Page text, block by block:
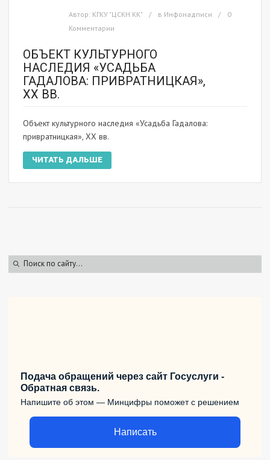
Автор: КГКУ "ЦСКН КК" в Инфонадписи
0
Комментарии
ОБЪЕКТ КУЛЬТУРНОГО
НАСЛЕДИЯ «УСАДЬБА
ГАДАЛОВА: ПРИВРАТНИЦКАЯ»,
XX ВВ.
Объект культурного наследия «Усадьба Гадалова:
привратницкая», XX вв.
ЧИТАТЬ ДАЛЬШЕ
Подача обращений через сайт Госуслуги -
Обратная связь.
Напишите об этом — Минцифры поможет с решением
Написать